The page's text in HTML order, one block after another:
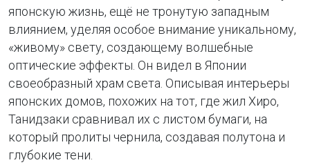
японскую жизнь, ещё не тронутую западным
влиянием, уделяя особое внимание уникальному,
«живому» свету, создающему волшебные
оптические эффекты. Он видел в Японии
своеобразный храм света. Описывая интерьеры
японских домов, похожих на тот, где жил Хиро,
Танидзаки сравнивал их с листом бумаги, на
который пролиты чернила, создавая полутона и
глубокие тени.